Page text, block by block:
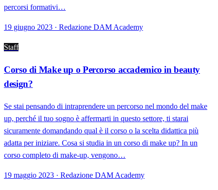
percorsi formativi…
19 giugno 2023 · Redazione DAM Academy
Staff
Corso di Make up o Percorso accademico in beauty
design?
Se stai pensando di intraprendere un percorso nel mondo del make
up, perché il tuo sogno è affermarti in questo settore, ti starai
sicuramente domandando qual è il corso o la scelta didattica più
adatta per iniziare. Cosa si studia in un corso di make up? In un
corso completo di make-up, vengono…
19 maggio 2023 · Redazione DAM Academy